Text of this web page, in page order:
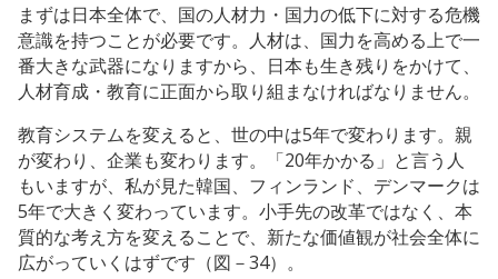
まずは日本全体で、国の人材力・国力の低下に対する危機
意識を持つことが必要です。人材は、国力を高める上で一
番大きな武器になりますから、日本も生き残りをかけて、
人材育成・教育に正面から取り組まなければなりません。
教育システムを変えると、世の中は5年で変わります。親
が変わり、企業も変わります。「20年かかる」と言う人
もいますが、私が見た韓国、フィンランド、デンマークは
5年で大きく変わっています。小手先の改革ではなく、本
質的な考え方を変えることで、新たな価値観が社会全体に
広がっていくはずです（図－34）。